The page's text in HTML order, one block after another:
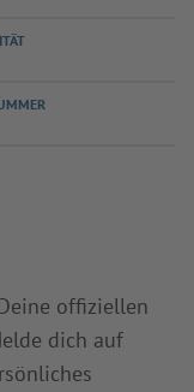
offiziellen
dich auf